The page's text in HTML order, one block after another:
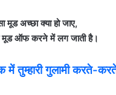
मूड अच्‍छा क्‍या हो जाए,
मूड ऑफ करने में लग जाती है।
में तुम्हारी गुलामी करते-